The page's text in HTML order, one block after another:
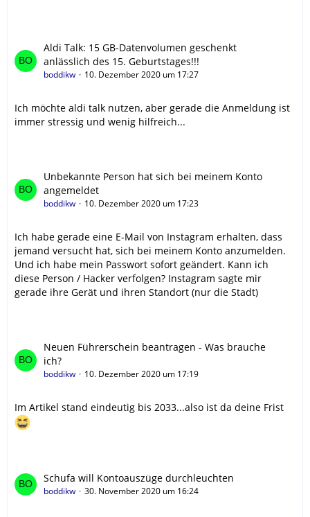
Aldi Talk: 15 GB-Datenvolumen geschenkt
anlässlich des 15. Geburtstages!!!
boddikw 10. Dezember 2020 um 17:27
Ich möchte aldi talk nutzen, aber gerade die Anmeldung ist
immer stressig und wenig hilfreich...
Unbekannte Person hat sich bei meinem Konto
angemeldet
boddikw 10. Dezember 2020 um 17:23
Ich habe gerade eine E-Mail von Instagram erhalten, dass
jemand versucht hat, sich bei meinem Konto anzumelden.
Und ich habe mein Passwort sofort geändert. Kann ich
diese Person / Hacker verfolgen? Instagram sagte mir
gerade ihre Gerät und ihren Standort (nur die Stadt)
Neuen Führerschein beantragen - Was brauche
ich?
boddikw 10. Dezember 2020 um 17:19
Im Artikel stand eindeutig bis 2033...also ist da deine Frist
Schufa will Kontoauszüge durchleuchten
boddikw 30. November 2020 um 16:24